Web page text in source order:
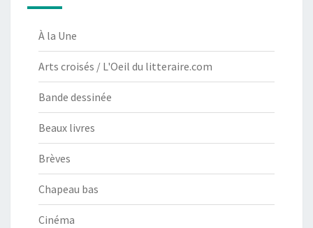
À la Une
Arts croisés / L'Oeil du litteraire.com
Bande dessinée
Beaux livres
Brèves
Chapeau bas
Cinéma